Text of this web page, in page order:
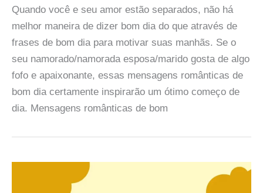
Quando você e seu amor estão separados, não há
melhor maneira de dizer bom dia do que através de
frases de bom dia para motivar suas manhãs. Se o
seu namorado/namorada esposa/marido gosta de algo
fofo e apaixonante, essas mensagens românticas de
bom dia certamente inspirarão um ótimo começo de
dia. Mensagens românticas de bom